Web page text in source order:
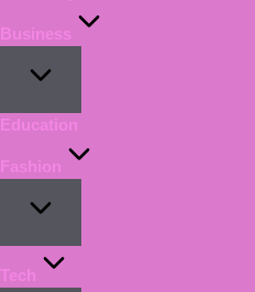
Business
Education
Fashion
Tech